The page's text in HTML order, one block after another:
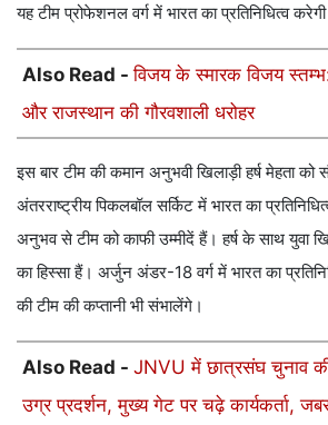
यह टीम प्रोफेशनल वर्ग में भारत का प्रतिनिधित्व
Also Read -विजय के स्मारक विजय स्तम्भ:
और राजस्थान की गौरवशाली धरोहर
इस बार टीम की कमान अनुभवी खिलाड़ी हर्ष मेहता को
अंतरराष्ट्रीय पिकलबॉल सर्किट में भारत का
अनुभव से टीम को काफी उम्मीदें हैं। हर्ष के साथ युवा
का हिस्सा हैं। अर्जुन अंडर-18 वर्ग में भारत का
की टीम की कप्तानी भी संभालेंगे।
Also Read - JNVU में छात्रसंघ चुनाव की
उग्र प्रदर्शन, मुख्य गेट पर चढ़े कार्यकर्ता,